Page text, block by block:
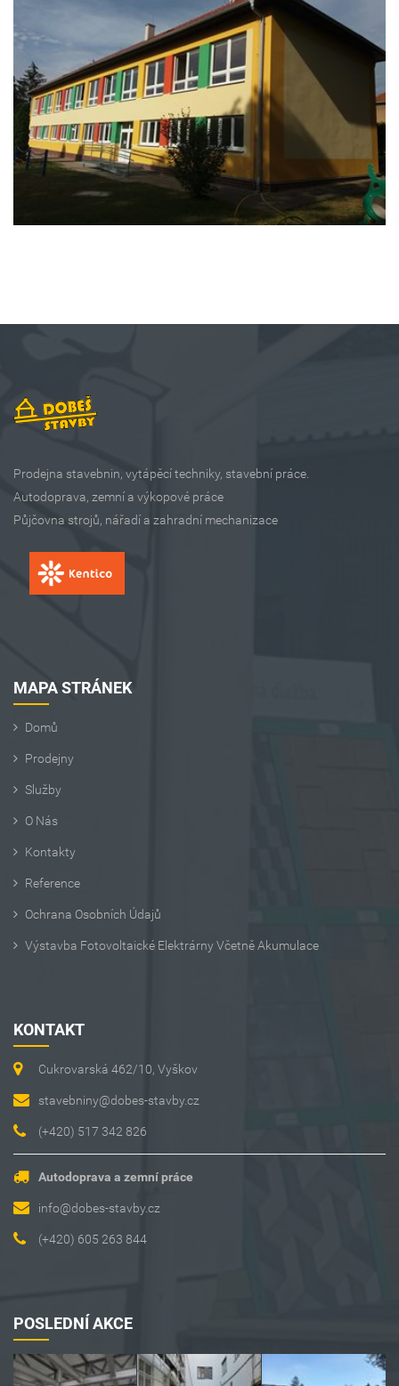
MATEŘSKÁ ŠKOLA PUŠKINOVA,
VYŠKOV, PŘÍSPĚVKOVÁ
ORGANIZACE
Prodejna stavebnin, vytápěcí techniky, stavební práce.
Autodoprava, zemní a výkopové práce
Půjčovna strojů, nářadí a zahradní mechanizace
MAPA STRÁNEK
Domů
Prodejny
Služby
O Nás
Kontakty
Reference
Ochrana Osobních Údajů
Výstavba Fotovoltaické Elektrárny Včetně Akumulace
KONTAKT
Cukrovarská 462/10, Vyškov
stavebniny@dobes-stavby.cz
(+420) 517 342 826
Autodoprava a zemní práce
info@dobes-stavby.cz
(+420) 605 263 844
POSLEDNÍ AKCE